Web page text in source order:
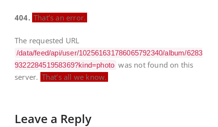
404. That’s an error.
The requested URL
/data/feed/api/user/102561631786065792340/album/6283
932228451958369?kind=photo was not found on this
server. That’s all we know.
Leave a Reply